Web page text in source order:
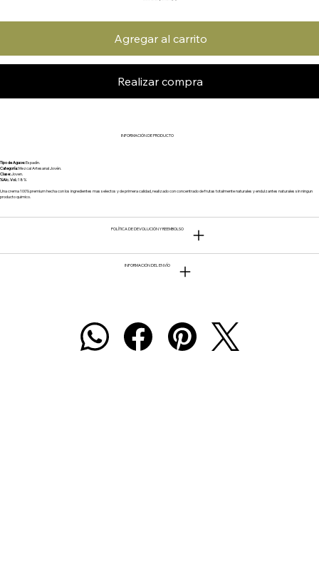
Agregar al carrito
Realizar compra
INFORMACIÓN DE PRODUCTO
Tipo de Agave:Espadín.
Categoría:Mezcal Artesanal Jovén.
Clase:Joven.
%Alc. Vol.:18%
Una crema 100% premium hecha con los ingredientes mas selectos y de primera calidad, realizado con concentrado de frutas totalmente naturales y endulzantes naturales sin ningun
producto quimico.
POLÍTICA DE DEVOLUCIÓN Y REEMBOLSO
INFORMACIÓN DEL ENVÍO